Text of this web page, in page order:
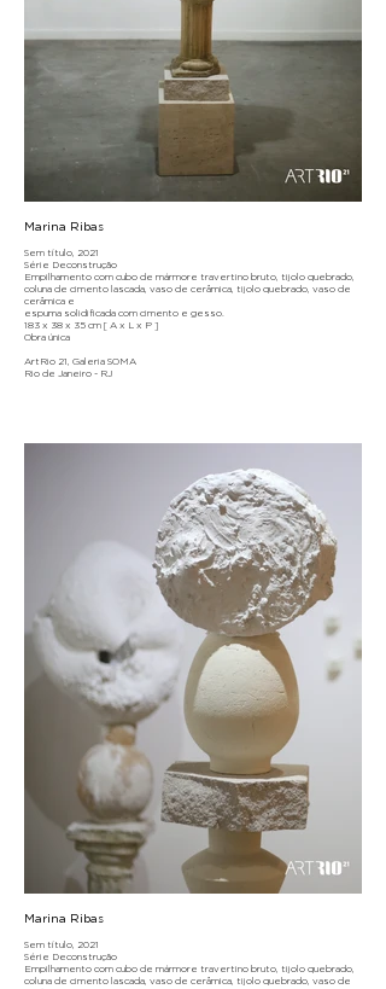
Marina Ribas
Sem título, 2021
Série Deconstrução
Empilhamento com cubo de mármore travertino bruto, tijolo quebrado,
coluna de cimento lascada, vaso de cerâmica, tijolo quebrado, vaso de
cerâmica e
espuma solidificada com cimento e gesso.
183 x 38 x 35 cm [ A x L x P ]
Obra única
ArtRio 21, Galeria SOMA
Rio de Janeiro - RJ
Marina Ribas
Sem título, 2021
Série Deconstrução
Empilhamento com cubo de mármore travertino bruto, tijolo quebrado,
coluna de cimento lascada, vaso de cerâmica, tijolo quebrado, vaso de